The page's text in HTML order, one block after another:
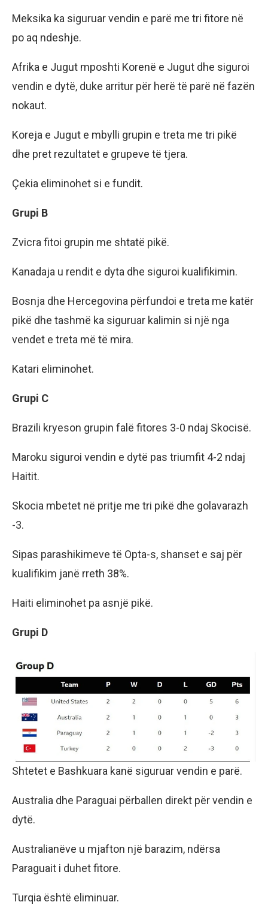
Meksika ka siguruar vendin e parë me tri fitore në
po aq ndeshje.
Afrika e Jugut mposhti Korenë e Jugut dhe siguroi
vendin e dytë, duke arritur për herë të parë në fazën
nokaut.
Koreja e Jugut e mbylli grupin e treta me tri pikë
dhe pret rezultatet e grupeve të tjera.
Çekia eliminohet si e fundit.
Grupi B
Zvicra fitoi grupin me shtatë pikë.
Kanadaja u rendit e dyta dhe siguroi kualifikimin.
Bosnja dhe Hercegovina përfundoi e treta me katër
pikë dhe tashmë ka siguruar kalimin si një nga
vendet e treta më të mira.
Katari eliminohet.
Grupi C
Brazili kryeson grupin falë fitores 3-0 ndaj Skocisë.
Maroku siguroi vendin e dytë pas triumfit 4-2 ndaj
Haitit.
Skocia mbetet në pritje me tri pikë dhe golavarazh
-3.
Sipas parashikimeve të Opta-s, shanset e saj për
kualifikim janë rreth 38%.
Haiti eliminohet pa asnjë pikë.
Grupi D
Shtetet e Bashkuara kanë siguruar vendin e parë.
Australia dhe Paraguai përballen direkt për vendin e
dytë.
Australianëve u mjafton një barazim, ndërsa
Paraguait i duhet fitore.
Turqia është eliminuar.